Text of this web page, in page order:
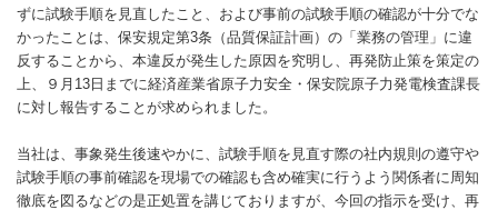
ずに試験手順を見直したこと、および事前の試験手順の確認が十分でな
かったことは、保安規定第3条（品質保証計画）の「業務の管理」に違
反することから、本違反が発生した原因を究明し、再発防止策を策定の
上、９月13日までに経済産業省原子力安全・保安院原子力発電検査課長
に対し報告することが求められました。
当社は、事象発生後速やかに、試験手順を見直す際の社内規則の遵守や
試験手順の事前確認を現場での確認も含め確実に行うよう関係者に周知
徹底を図るなどの是正処置を講じておりますが、今回の指示を受け、再